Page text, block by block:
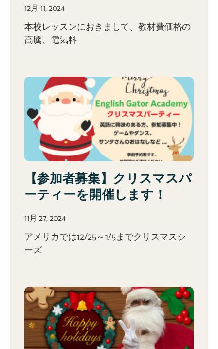
12月 11, 2024
本校レッスンにおきまして、教材費価格の
⾼騰、電気料
【参加者募集】クリスマスパ
ーティーを開催します！
11月 27, 2024
アメリカでは12/25～1/5までクリスマスシ
ーズ